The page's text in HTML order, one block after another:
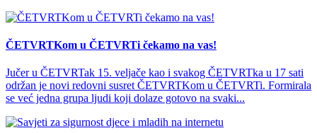
ČETVRTKom u ČETVRTi čekamo na vas!
Jučer u ČETVRTak 15. veljače kao i svakog ČETVRTka u 17 sati
održan je novi redovni susret ČETVRTKom u ČETVRTi. Formirala
se već jedna grupa ljudi koji dolaze gotovo na svaki...